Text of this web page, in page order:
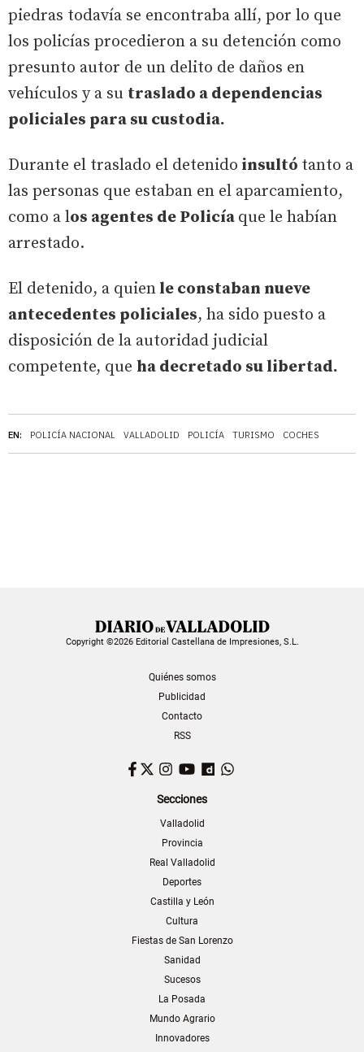
EN: POLICÍA NACIONAL VALLADOLID POLICÍA TURISMO COCHES
piedras todavía se encontraba allí, por lo que
los policías procedieron a su detención como
presunto autor de un delito de daños en
vehículos y a su traslado a dependencias
policiales para su custodia.
Durante el traslado el detenido insultó tanto a
las personas que estaban en el aparcamiento,
como a los agentes de Policía que le habían
arrestado.
El detenido, a quien le constaban nueve
antecedentes policiales, ha sido puesto a
disposición de la autoridad judicial
competente, que ha decretado su libertad.
Copyright ©2026 Editorial Castellana de Impresiones, S.L.
Quiénes somos
Publicidad
Contacto
RSS
Facebook
TwitterInstagram
YouTubeDailymotion
Secciones
Valladolid
Provincia
Real Valladolid
Deportes
Castilla y León
Cultura
Fiestas de San Lorenzo
Sanidad
Sucesos
La Posada
Mundo Agrario
Innovadores